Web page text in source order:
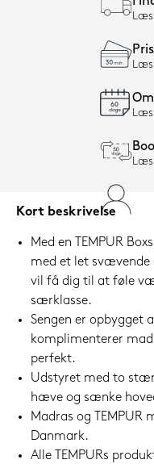
Kort beskrivelse
Med en TEMPUR
med et let svævende
vil få dig til at føle
særklasse.
Sengen er opbygget
komplimenterer
perfekt.
Udstyret med to
hæve og sænke
Madras og TEMPUR
Danmark.
Alle TEMPURs